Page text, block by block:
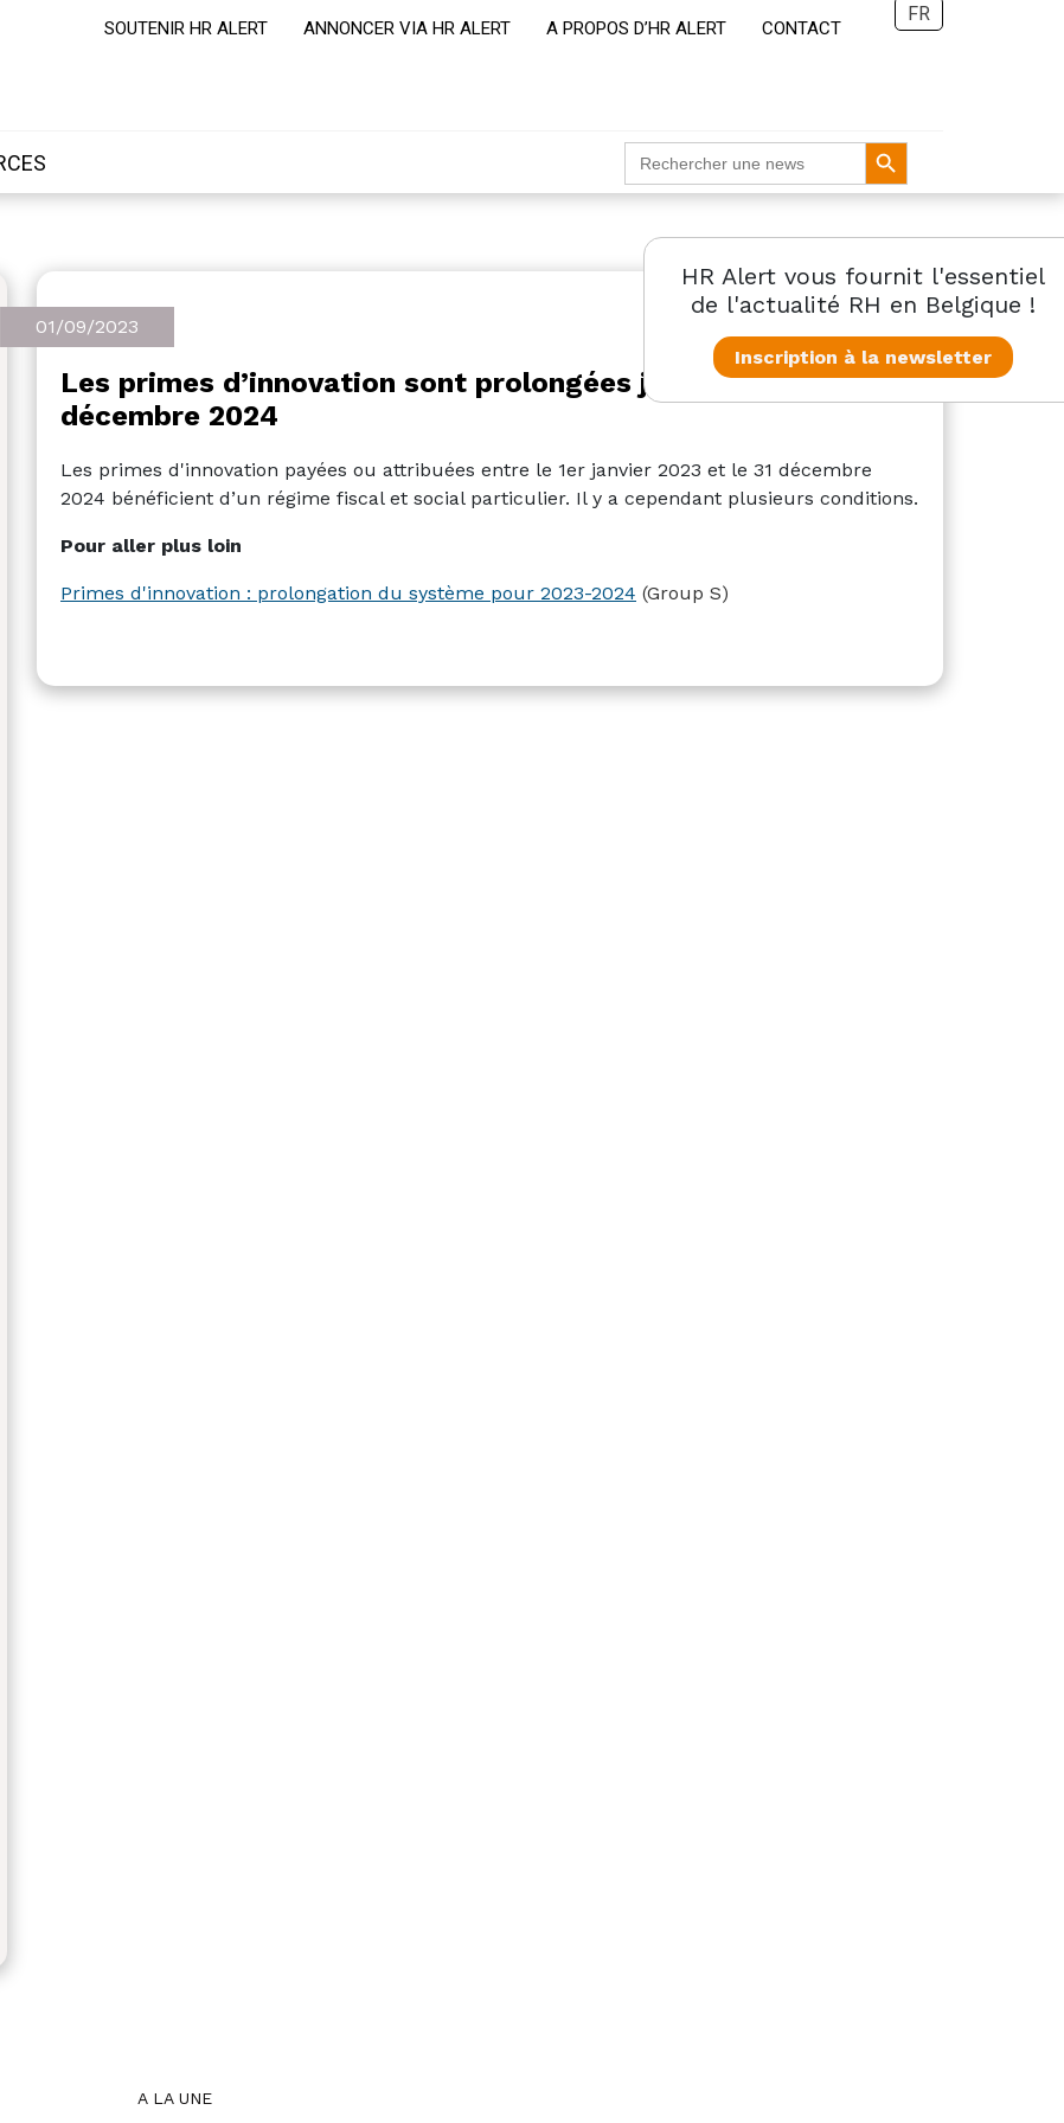
SOUTENIR HR ALERT ANNONCER VIA HR ALERT A PROPOS D’HR ALERT CONTACT
FR
Search
for:
Search Button
HR Alert vous fournit l'essentiel
de l'actualité RH en Belgique !
Inscription à la newsletter
01/09/2023
Les primes d’innovation sont prolongées jusqu’au 31
décembre 2024
Les primes d'innovation payées ou attribuées entre le 1er janvier 2023 et le 31 décembre
2024 bénéficient d’un régime fiscal et social particulier. Il y a cependant plusieurs conditions.
Pour aller plus loin
Primes d'innovation : prolongation du système pour 2023-2024 (Group S)
A LA UNE